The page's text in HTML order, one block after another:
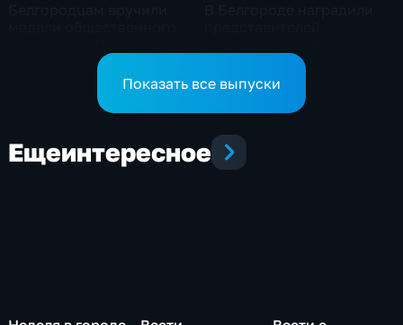
Показать все выпуски
Ещеинтересное